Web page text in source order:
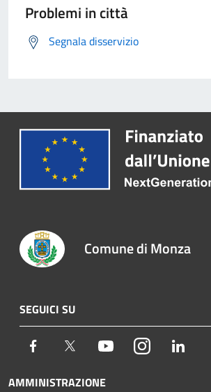
Problemi in città
Segnala disservizio
Comune di Monza
SEGUICI SU
Facebook Twitter YoutubeInstagram
AMMINISTRAZIONE